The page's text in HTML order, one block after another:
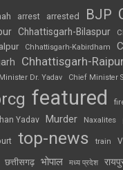
arrest arrested BJP
Chhattisgarh-Bilaspur
Chhattisgarh-Kabirdham
Chhattisgarh-
Dr. Yadav Chief Minister
featured
Yadav Murder Naxalites
top-news train
छत्तीसगढ़ भोपाल मध्य प्रदेश